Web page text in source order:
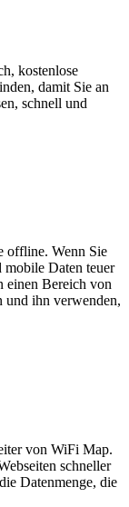
kostenlose
damit Sie an
schnell und
offline. Wenn Sie
mobile Daten teuer
einen Bereich von
und ihn verwenden,
von WiFi Map.
schneller
Datenmenge, die